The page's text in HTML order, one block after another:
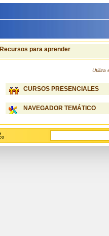
Recursos para aprender
Utiliza
CURSOS PRESENCIALES
NAVEGADOR TEMÁTICO